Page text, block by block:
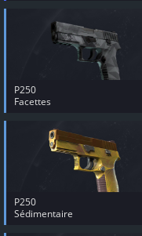
P250
Facettes
P250
Sédimentaire